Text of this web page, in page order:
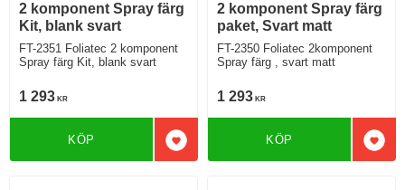
2 komponent Spray färg
Kit, blank svart
FT-2351 Foliatec 2 komponent
Spray färg Kit, blank svart
1 293 KR
Lägg till i favoriter
KÖP
2 komponent Spray färg
paket, Svart matt
FT-2350 Foliatec 2komponent
Spray färg , svart matt
1 293 KR
KÖP